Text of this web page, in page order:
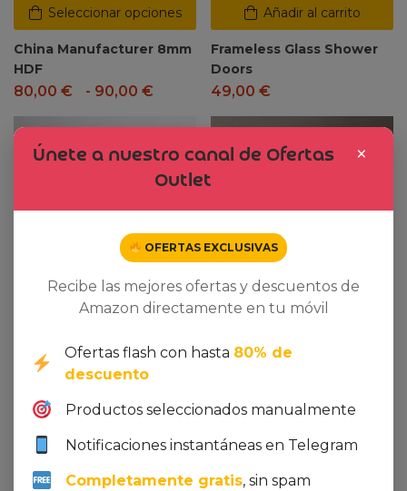
Seleccionar opciones
China Manufacturer 8mm
HDF
80,00 € - 90,00 €
Añadir al carrito
Frameless Glass Shower
Doors
49,00 €
Seleccionar opciones
The Vintage Advantage
10,00 € - 25,00€
Añadir al carrito
Elegant Style Satin with
Digital Printing
×
Únete a nuestro canal de Ofertas
Outlet
OFERTAS EXCLUSIVAS
Recibe las mejores ofertas y descuentos de
Amazon directamente en tu móvil
Ofertas flash con hasta 80% de
descuento
Productos seleccionados manualmente
Notificaciones instantáneas en Telegram
Completamente gratis, sin spam